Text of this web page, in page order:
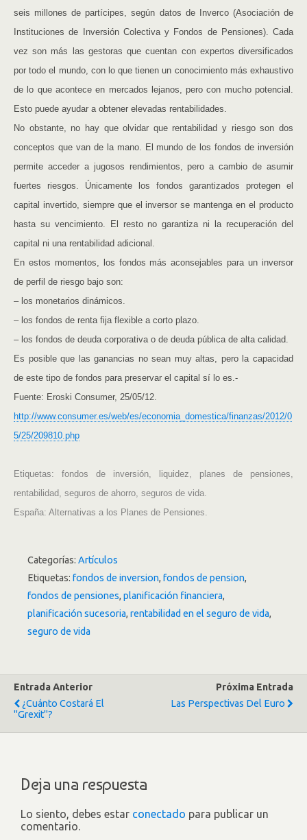
seis millones de partícipes, según datos de Inverco (Asociación de
Instituciones de Inversión Colectiva y Fondos de Pensiones). Cada
vez son más las gestoras que cuentan con expertos diversificados
por todo el mundo, con lo que tienen un conocimiento más exhaustivo
de lo que acontece en mercados lejanos, pero con mucho potencial.
Esto puede ayudar a obtener elevadas rentabilidades.
No obstante, no hay que olvidar que rentabilidad y riesgo son dos
conceptos que van de la mano. El mundo de los fondos de inversión
permite acceder a jugosos rendimientos, pero a cambio de asumir
fuertes riesgos. Únicamente los fondos garantizados protegen el
capital invertido, siempre que el inversor se mantenga en el producto
hasta su vencimiento. El resto no garantiza ni la recuperación del
capital ni una rentabilidad adicional.
En estos momentos, los fondos más aconsejables para un inversor
de perfil de riesgo bajo son:
– los monetarios dinámicos.
– los fondos de renta fija flexible a corto plazo.
– los fondos de deuda corporativa o de deuda pública de alta calidad.
Es posible que las ganancias no sean muy altas, pero la capacidad
de este tipo de fondos para preservar el capital sí lo es.-
Fuente: Eroski Consumer, 25/05/12.
http://www.consumer.es/web/es/economia_domestica/finanzas/2012/0
5/25/209810.php
Etiquetas: fondos de inversión, liquidez, planes de pensiones,
rentabilidad, seguros de ahorro, seguros de vida.
España: Alternativas a los Planes de Pensiones.
Categorías: Artículos
Etiquetas: fondos de inversion, fondos de pension,
fondos de pensiones, planificación financiera,
planificación sucesoria, rentabilidad en el seguro de vida,
seguro de vida
Entrada Anterior
¿Cuánto Costará El
"Grexit"?
Próxima Entrada
Las Perspectivas Del Euro
Deja una respuesta
Lo siento, debes estar conectado para publicar un
comentario.